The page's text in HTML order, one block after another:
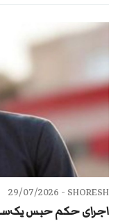
SHORESH -
29/07/2026
اجرای حکم حبس